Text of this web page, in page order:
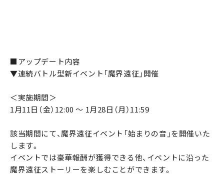
■アップデート内容
▼連続バトル型新イベント「魔界遠征」開催
＜実施期間＞
1月11日（金）12:00 ～ 1月28日（月）11:59
該当期間にて、魔界遠征イベント「始まりの音」を開催いた
します。
イベントでは豪華報酬が獲得できる他、イベントに沿った
魔界遠征ストーリーを楽しむことができます。